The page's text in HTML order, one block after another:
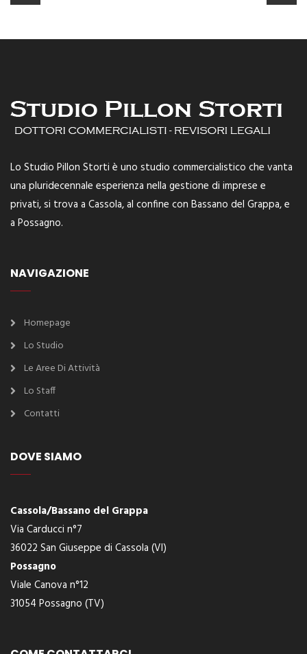
Lo Studio Pillon Storti è uno studio commercialistico che vanta
una pluridecennale esperienza nella gestione di imprese e
privati, si trova a Cassola, al confine con Bassano del Grappa, e
a Possagno.
NAVIGAZIONE
Homepage
Lo Studio
Le Aree Di Attività
Lo Staff
Contatti
DOVE SIAMO
Cassola/Bassano del Grappa
Via Carducci n°7
36022 San Giuseppe di Cassola (VI)
Possagno
Viale Canova n°12
31054 Possagno (TV)